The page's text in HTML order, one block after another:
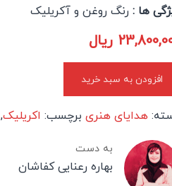
ها : رنگ روغن و آکریلیک
ریال
افزودن به سبد خرید
هدایای هنری برچسب: اکریلیک,
به دست
بهاره رعنایی کفاشان